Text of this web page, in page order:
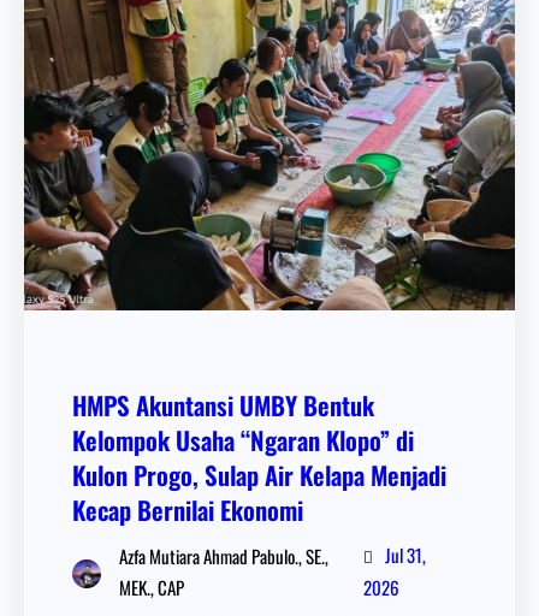
HMPS Akuntansi UMBY Bentuk
Kelompok Usaha “Ngaran Klopo” di
Kulon Progo, Sulap Air Kelapa Menjadi
Kecap Bernilai Ekonomi
Azfa Mutiara Ahmad Pabulo., SE.,
MEK., CAP
Jul 31,
2026